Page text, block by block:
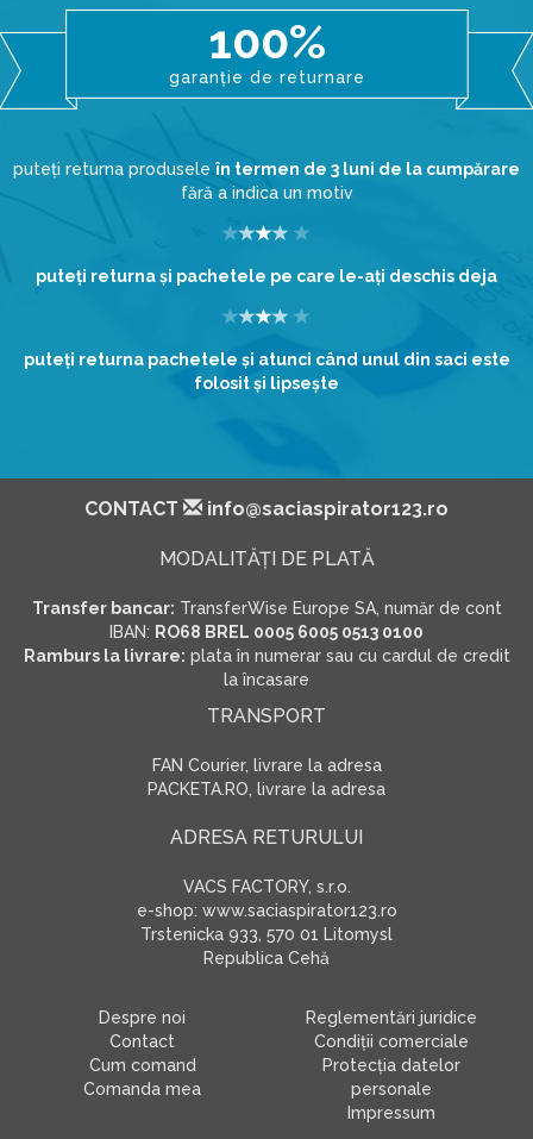
100%
garanție de returnare
puteți returna produsele în termen de 3 luni de la cumpărare
fără a indica un motiv
puteţi returna şi pachetele pe care le-aţi deschis deja
puteţi returna pachetele şi atunci când unul din saci este
folosit şi lipseşte
CONTACT info@saciaspirator123.ro
MODALITĂŢI DE PLATĂ
Transfer bancar: TransferWise Europe SA, număr de cont
IBAN: RO68 BREL 0005 6005 0513 0100
Ramburs la livrare: plata în numerar sau cu cardul de credit
la încasare
TRANSPORT
FAN Courier, livrare la adresa
PACKETA.RO, livrare la adresa
ADRESA RETURULUI
VACS FACTORY, s.r.o.
e-shop: www.saciaspirator123.ro
Trstenicka 933, 570 01 Litomysl
Republica Cehă
Despre noi
Contact
Cum comand
Comanda mea
Reglementări juridice
Condiţii comerciale
Protecţia datelor
personale
Impressum